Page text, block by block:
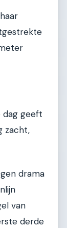
dag geeft
zacht,
drama
van
derde